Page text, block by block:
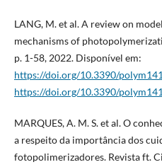
LANG, M. et al. A review on
mechanisms of
p. 1-58, 2022. Disponível em:
https://doi.org/10.3390/
https://doi.org/10.3390/
MARQUES, A. M. S. et al. O
a respeito da importância dos
fotopolimerizadores. Revista ft.